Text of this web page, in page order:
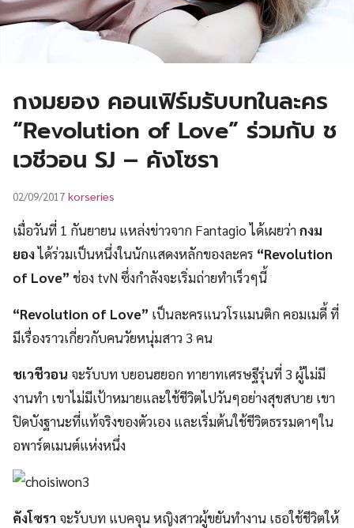
กงมยอง คอนเฟิร์มรับบทในละคร
“Revolution of Love” ร่วมกับ ช
เวชีวอน SJ – คังโซรา
02/09/2017 korseries
เมื่อวันที่ 1 กันยายน แหล่งข่าวจาก Fantagio ได้เผยว่ากงม
ยองได้ร่วมเป็นหนึ่งในนักแสดงหลักของละคร “Revolution
of Love” ช่อง tvN ซึ่งกำลังจะเริ่มถ่ายทำเร็วๆนี้
“Revolution of Love” เป็นละครแนวโรแมนติก คอมเมดี้ ที่
มีเรื่องราวเกี่ยวกับคนวัยหนุ่มสาว 3 คน
ชเวชีวอน จะรับบท บยอนฮยอก ทายาทเศรษฐีรุ่นที่ 3 ผู้ไม่มี
งานทำ เขาไม่มีเป้าหมายและใช้ชีวิตไปวันๆอย่างสุขสบาย เขา
ปิดบังฐานะที่แท้จริงของตัวเอง และเริ่มต้นใช้ชีวิตธรรมดาๆใน
อพาร์ตเมนต์แห่งหนึ่ง
คังโซรา จะรับบท แบคจุน หญิงสาวผู้ขยันทำงาน เธอใช้ชีวิตให้